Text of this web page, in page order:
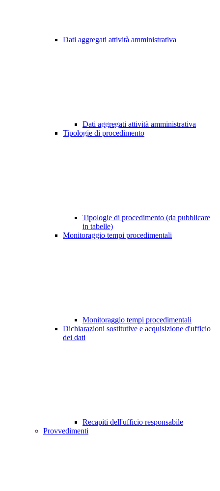
Dati aggregati attività amministrativa
Dati aggregati attività amministrativa
Tipologie di procedimento
Tipologie di procedimento (da pubblicare
in tabelle)
Monitoraggio tempi procedimentali
Monitoraggio tempi procedimentali
Dichiarazioni sostitutive e acquisizione d'ufficio
dei dati
Recapiti dell'ufficio responsabile
Provvedimenti